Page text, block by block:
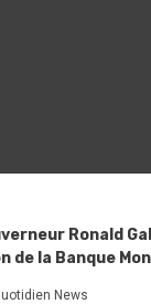
Ronald
de la Banque
News